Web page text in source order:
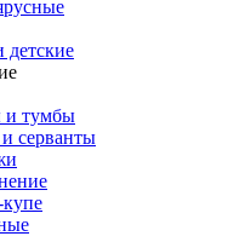
детские
и тумбы
серванты